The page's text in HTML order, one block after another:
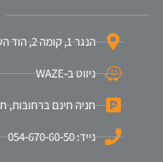
הנגר 1, קומה 2, הוד השרון 4527713
ניווט ב-WAZE
חניה חינם ברחובות,
נייד: 054-670-60-50